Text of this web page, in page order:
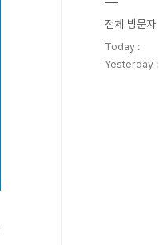
전체 방문자
Today :
Yesterday :